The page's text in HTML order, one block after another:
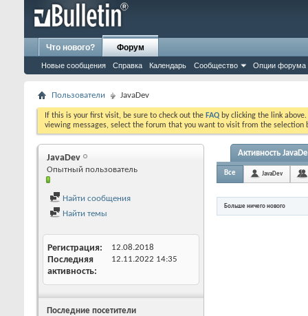
Что нового? Форум
Новые сообщения Справка Календарь Сообщество Опции форума
Пользователи JavaDev
If this is your first visit, be sure to check out the FAQ by clicking the link
viewing messages, select the forum that you want to visit from the selection
JavaDev
Опытный пользователь
Найти сообщения
Найти темы
Регистрация 12.08.2018
Последняя
активность
12.11.2022 14:35
Последние посетители
Активность
Все JavaDev
Больше ничего нового